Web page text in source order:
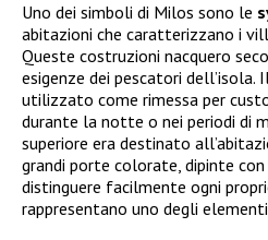
Uno dei simboli di Milos sono le
abitazioni che caratterizzano i
Queste costruzioni nacquero
esigenze dei pescatori dell’isola.
utilizzato come rimessa per
durante la notte o nei periodi di
superiore era destinato
grandi porte colorate, dipinte
distinguere facilmente ogni
rappresentano uno degli